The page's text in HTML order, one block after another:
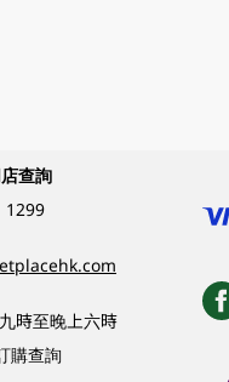
查詢
1299
時至晚上六時
購查詢